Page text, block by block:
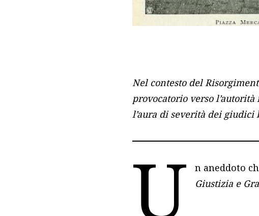
Nel contesto del
provocatorio verso
l’aura di severità dei
U n aneddoto
Giustizia e